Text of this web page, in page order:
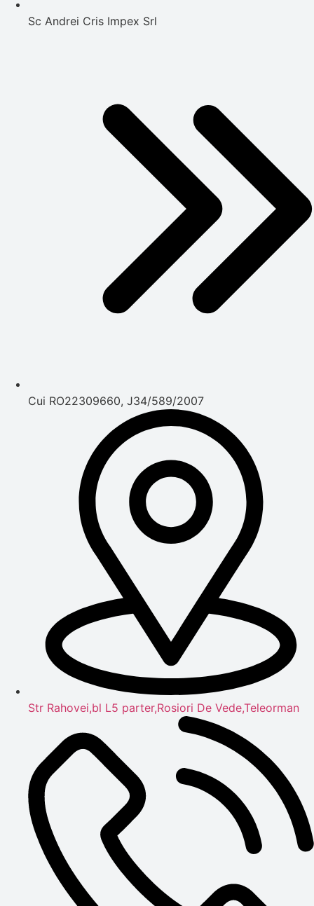
Sc Andrei Cris Impex Srl
Cui RO22309660, J34/589/2007
Str Rahovei,bl L5 parter,Rosiori De Vede,Teleorman